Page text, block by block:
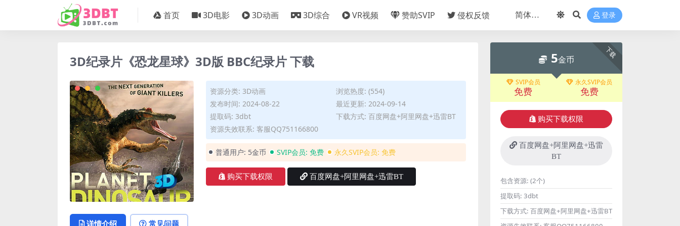
首页 3D电影 3D动画 3D综合 VR视频 赞助SVIP 侵权反馈 登录
3D纪录片《恐龙星球》3D版 BBC纪录片 下载
资源分类: 3D动画
浏览热度: (554)
发布时间: 2024-08-22
最近更新: 2024-09-14
提取码: 3dbt
下载方式: 百度网盘+阿里网盘+迅雷BT
资源失效联系: 客服QQ751166800
普通用户: 5金币 SVIP会员: 免费 永久SVIP会员: 免费
购买下载权限 百度网盘+阿里网盘+迅雷BT
详情介绍 常见问题
下载
5金币
SVIP会员
免费
永久SVIP会员
免费
购买下载权限
百度网盘+阿里网盘+迅雷
BT
包含资源: (2个)
提取码: 3dbt
下载方式: 百度网盘+阿里网盘+迅雷BT